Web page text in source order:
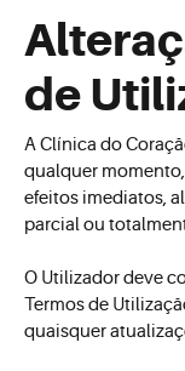
de
A Clínica do
qualquer
efeitos imediatos,
parcial ou
O Utilizador deve
Termos de
quaisquer